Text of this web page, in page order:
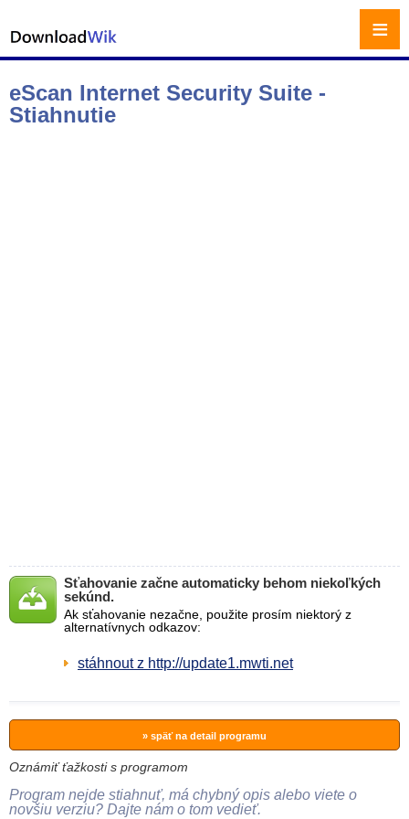
eScan Internet Security Suite -
Stiahnutie
Sťahovanie začne automaticky behom niekoľkých
sekúnd.
Ak sťahovanie nezačne, použite prosím niektorý z
alternatívnych odkazov:
stáhnout z http://update1.mwti.net
» späť na detail programu
Oznámiť ťažkosti s programom
Program nejde stiahnuť, má chybný opis alebo viete o
novšiu verziu? Dajte nám o tom vedieť.
≡